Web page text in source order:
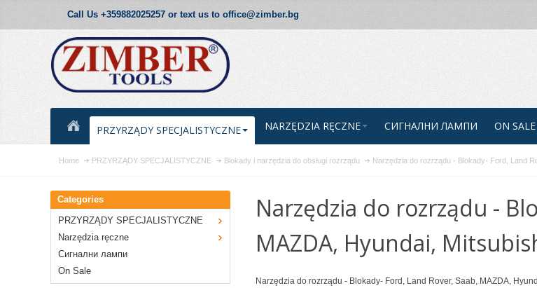
Call Us +359882025257 or text us to office@zimber.bg
PRZYRZĄDY SPECJALISTYCZNE NARZĘDZIA RĘCZNE СИГНАЛНИ ЛАМПИ ON SALE
Home PRZYRZĄDY SPECJALISTYCZNE Blokady i narzędzia do obsługi rozrządu Narzędzia do rozrządu - Blokady- Ford, Land
Narzędzia do rozrządu -
MAZDA, Hyundai,
Narzędzia do rozrządu - Blokady- Ford, Land Rover, Saab, MAZDA,
Categories
PRZYRZĄDY SPECJALISTYCZNE
Narzędzia ręczne
Сигнални лампи
On Sale